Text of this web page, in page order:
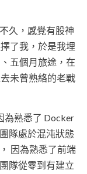
不久，感覺有股神
了我，於是我埋
五個月旅途，在
未曾熟絡的老戰
為熟悉了 Docker
隊處於混沌狀態
因為熟悉了前端
隊從零到有建立